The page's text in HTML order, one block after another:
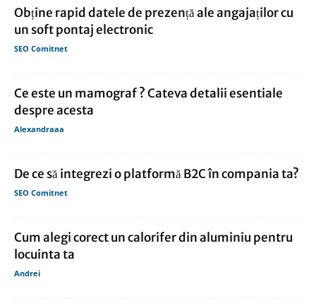
Obține rapid datele de prezență ale angajaților cu
un soft pontaj electronic
SEO Comitnet
Ce este un mamograf ? Cateva detalii esentiale
despre acesta
Alexandraaa
De ce să integrezi o platformă B2C în compania ta?
SEO Comitnet
Cum alegi corect un calorifer din aluminiu pentru
locuinta ta
Andrei